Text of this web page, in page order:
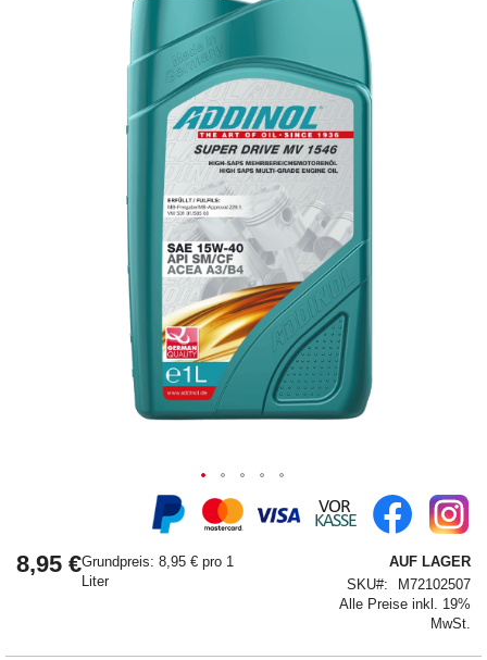
8,95 €Grundpreis: 8,95 € pro 1
Liter
AUF LAGER
SKU
M72102507
Alle Preise inkl. 19%
MwSt.
der
Bildergalerie